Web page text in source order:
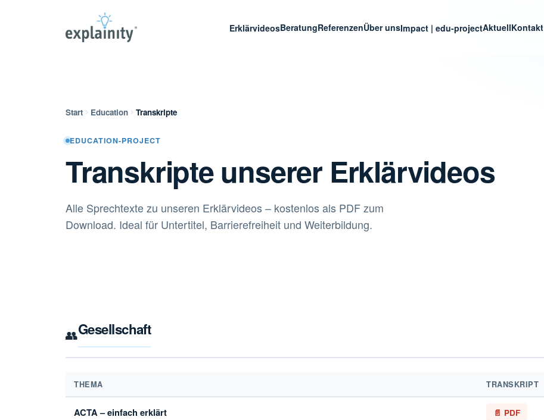
ErklärvideosBeratungReferenzenÜber unsImpact | edu-projectAktuellKontakt
Start Education Transkripte
EDUCATION-PROJECT
Transkripte unserer Erklärvideos
Alle Sprechtexte zu unseren Erklärvideos – kostenlos als PDF zum
Download. Ideal für Untertitel, Barrierefreiheit und Weiterbildung.
👥Gesellschaft
THEMA TRANSKRIPT
ACTA – einfach erklärt 📄 PDF